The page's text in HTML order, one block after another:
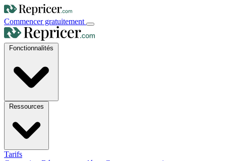
Commencer gratuitement
Tarifs